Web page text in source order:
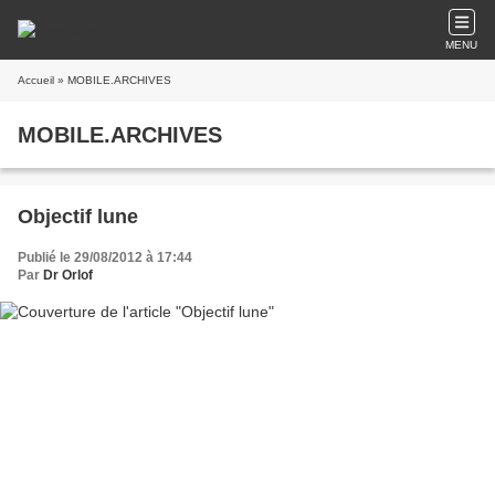
MENU
Accueil » MOBILE.ARCHIVES
MOBILE.ARCHIVES
Objectif lune
Publié le 29/08/2012 à 17:44
Par Dr Orlof